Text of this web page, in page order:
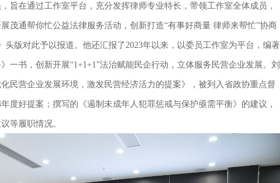
旨在通过工作室平台，充分发挥律师专业特长，带领工作室全体成员，
茂通帮你忙公益法律服务活动，创新打造“有事好商量 律师来帮忙”协商
头版对此予以报道。他还汇报了2023年以来，以委员工作室为平台，编著
一书，创新开展“1+1+1”法治赋能民企行动，立体服务民营企业发展。刘
民营企业发展环境，激发民营经济活力的提案》，被列入省政协重点督
度好提案；撰写的《遏制未成年人犯罪惩戒与保护亟需平衡》的建议，
等履职情况。